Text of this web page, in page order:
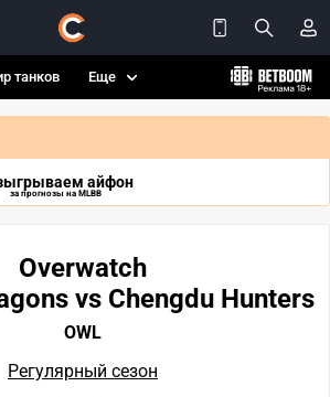
танков Еще
айфон
за прогнозы на MLBB
Overwatch
vs Chengdu Hunters
OWL
Регулярный сезон